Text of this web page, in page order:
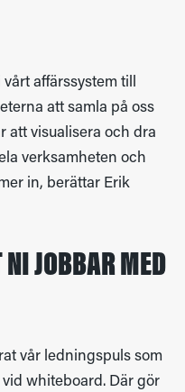
affärssystem till
att samla på oss
att visualisera och dra
verksamheten och
in, berättar Erik
JOBBAR MED
vår ledningspuls som
whiteboard. Där gör